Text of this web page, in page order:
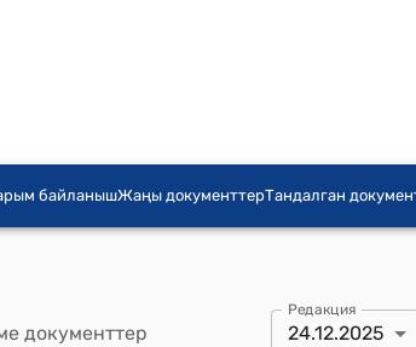
байланышЖаңы документтерТандалган
документтер
Редакция
24.12.2025